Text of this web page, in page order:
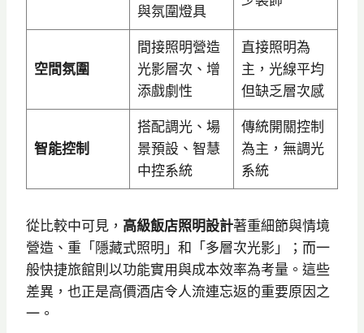
與氛圍燈具
空間氛圍
間接照明營造
光影層次、增
添戲劇性
直接照明為
主，光線平均
但缺乏層次感
智能控制
搭配調光、場
景預設、智慧
中控系統
傳統開關控制
為主，無調光
系統
從比較中可見， 高級飯店照明設計著重細節與情境
營造、重「隱藏式照明」和「多層次光影」；而一
般快捷旅館則以功能實用與成本效率為考量。這些
差異，也正是高價酒店令人流連忘返的重要原因之
一。